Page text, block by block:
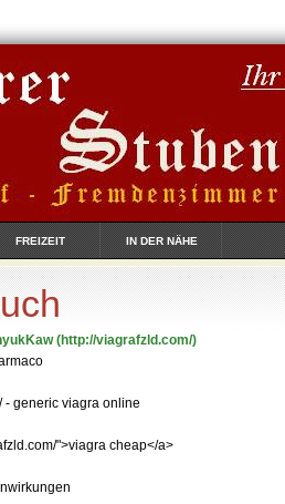
FREIZEIT IN DER NÄHE
(http://viagrafzld.com/)
- generic viagra online
">viagra cheap</a>